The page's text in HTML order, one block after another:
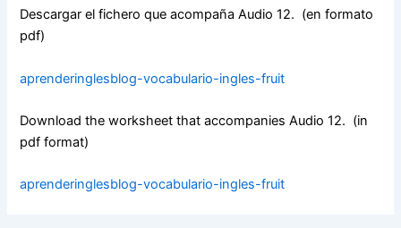
Descargar el fichero que acompaña Audio 12. (en formato
pdf)
aprenderinglesblog-vocabulario-ingles-fruit
Download the worksheet that accompanies Audio 12. (in
pdf format)
aprenderinglesblog-vocabulario-ingles-fruit